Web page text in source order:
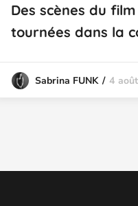
Des scènes du
tournées dans la
Sabrina FUNK 4